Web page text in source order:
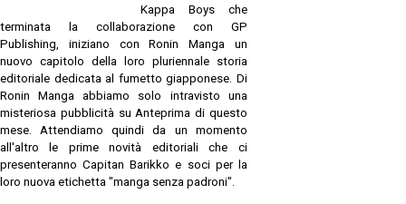
Kappa Boysche
terminata la collaborazione con GP
Publishing, iniziano conRonin Manga un
nuovo capitolo della loro pluriennale storia
editoriale dedicata al fumetto giapponese. Di
Ronin Manga abbiamo solo intravisto una
misteriosa pubblicità su Anteprima di questo
mese. Attendiamo quindi da un momento
all'altro le prime novità editoriali che ci
presenteranno Capitan Barikko e soci per la
loro nuova etichetta "manga senza padroni".